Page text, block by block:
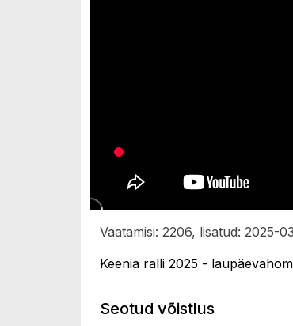
Vaatamisi: 2206, lisatud: 2025-
Keenia ralli 2025 -
Seotud võistlus